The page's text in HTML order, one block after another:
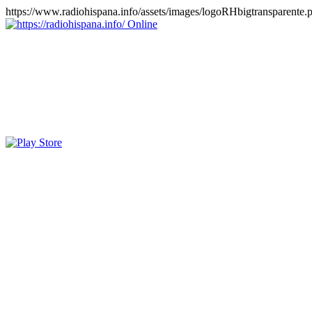
https://www.radiohispana.info/assets/images/
Online